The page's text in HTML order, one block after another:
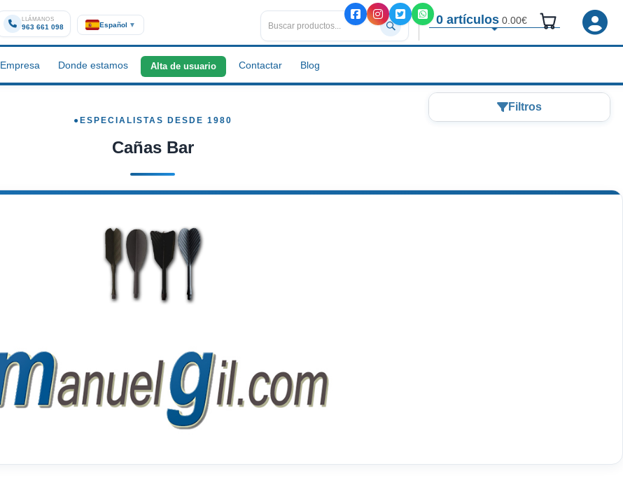
LLÁMANOS
963 661 098 Español ▼ 0 artículos 0.00€
Empresa Donde estamos Alta de usuario Contactar Blog
Cañas Bar
Filtros